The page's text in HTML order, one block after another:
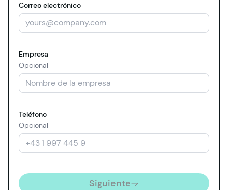
Correo electrónico
Empresa
Opcional
Teléfono
Opcional
Siguiente